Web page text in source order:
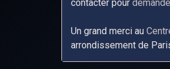
contacter pour
Un grand merci au
arrondissement de